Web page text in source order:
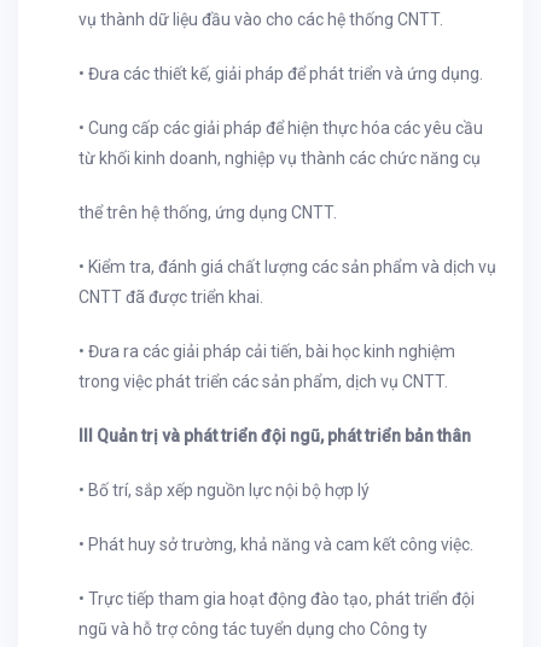
vụ thành dữ liệu đầu vào cho các hệ thống CNTT.
• Đưa các thiết kế, giải pháp để phát triển và ứng dụng.
• Cung cấp các giải pháp để hiện thực hóa các yêu cầu
từ khối kinh doanh, nghiệp vụ thành các chức năng cụ
thể trên hệ thống, ứng dụng CNTT.
• Kiểm tra, đánh giá chất lượng các sản phẩm và dịch vụ
CNTT đã được triển khai.
• Đưa ra các giải pháp cải tiến, bài học kinh nghiệm
trong việc phát triển các sản phẩm, dịch vụ CNTT.
III Quản trị và phát triển đội ngũ, phát triển bản thân
• Bố trí, sắp xếp nguồn lực nội bộ hợp lý
• Phát huy sở trường, khả năng và cam kết công việc.
• Trực tiếp tham gia hoạt động đào tạo, phát triển đội
ngũ và hỗ trợ công tác tuyển dụng cho Công ty